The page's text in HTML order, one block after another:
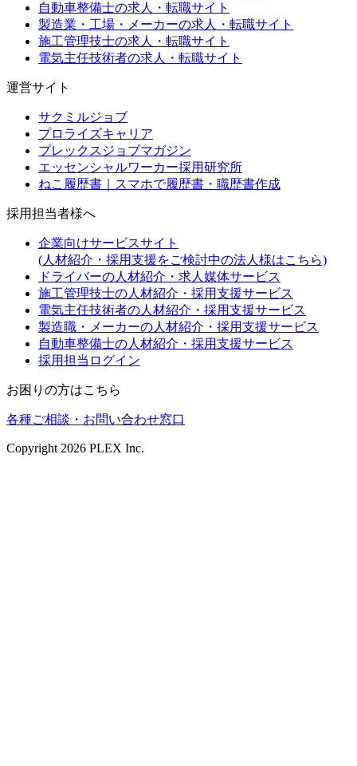
自動車整備士の求人・転職サイト
製造業・工場・メーカーの求人・転職サイト
施工管理技士の求人・転職サイト
電気主任技術者の求人・転職サイト
運営サイト
サクミルジョブ
プロライズキャリア
プレックスジョブマガジン
エッセンシャルワーカー採用研究所
ねこ履歴書｜スマホで履歴書・職歴書作成
採用担当者様へ
企業向けサービスサイト
(人材紹介・採用支援をご検討中の法人様はこちら)
ドライバーの人材紹介・求人媒体サービス
施工管理技士の人材紹介・採用支援サービス
電気主任技術者の人材紹介・採用支援サービス
製造職・メーカーの人材紹介・採用支援サービス
自動車整備士の人材紹介・採用支援サービス
採用担当ログイン
お困りの方はこちら
各種ご相談・お問い合わせ窓口
Copyright 2026 PLEX Inc.